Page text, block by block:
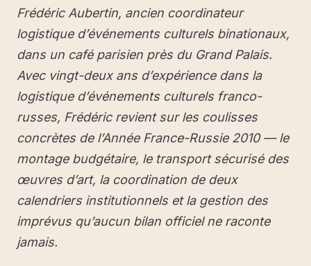
Frédéric Aubertin, ancien coordinateur
logistique d’événements culturels binationaux,
dans un café parisien près du Grand Palais.
Avec vingt-deux ans d’expérience dans la
logistique d’événements culturels franco-
russes, Frédéric revient sur les coulisses
concrètes de l’Année France-Russie 2010 — le
montage budgétaire, le transport sécurisé des
œuvres d’art, la coordination de deux
calendriers institutionnels et la gestion des
imprévus qu’aucun bilan officiel ne raconte
jamais.